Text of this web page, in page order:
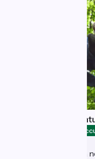
Sainte Assise
Une information à